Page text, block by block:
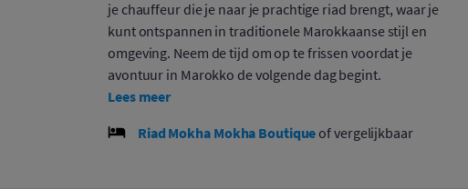
je chauffeur die je naar je prachtige riad brengt, waar je
kunt ontspannen in traditionele Marokkaanse stijl en
omgeving. Neem de tijd om op te frissen voordat je
avontuur in Marokko de volgende dag begint.
Lees meer
Riad Mokha Mokha Boutiqueof vergelijkbaar